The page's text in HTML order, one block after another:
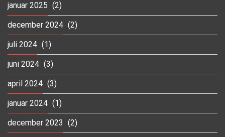
januar 2025 (2)
december 2024 (2)
juli 2024 (1)
juni 2024 (3)
april 2024 (3)
januar 2024 (1)
december 2023 (2)